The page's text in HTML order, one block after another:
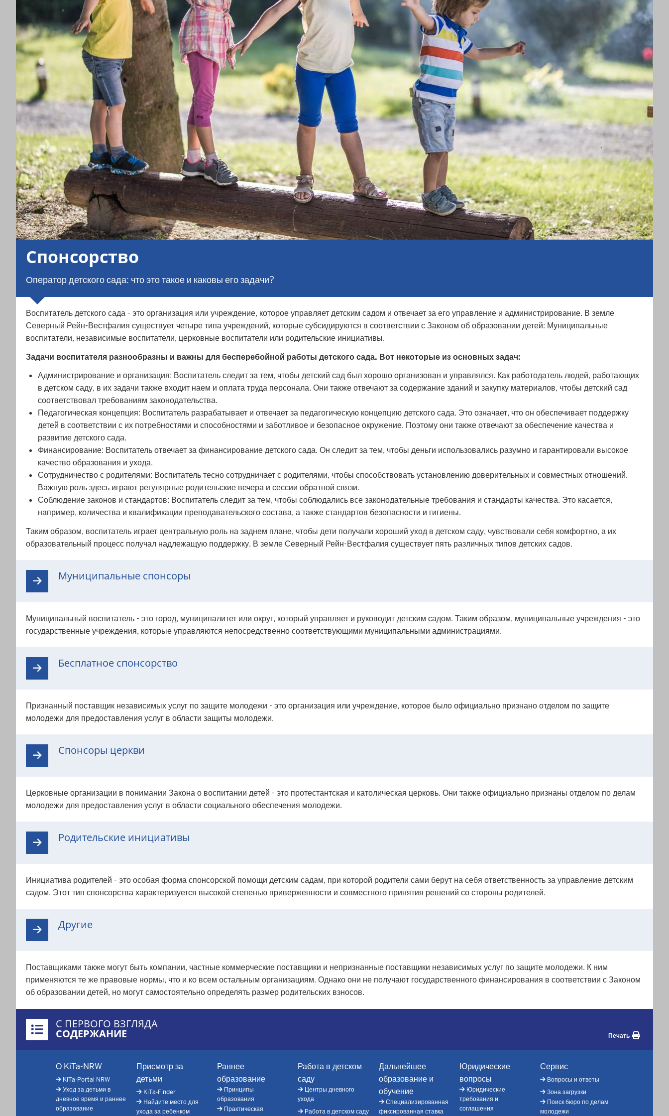
Спонсорство
Оператор детского сада: что это такое и каковы его задачи?
Воспитатель детского сада - это организация или учреждение, которое управляет детским садом и отвечает за его управление и администрирование. В земле
Северный Рейн-Вестфалия существует четыре типа учреждений, которые субсидируются в соответствии с Законом об образовании детей: Муниципальные
воспитатели, независимые воспитатели, церковные воспитатели или родительские инициативы.
Задачи воспитателя разнообразны и важны для бесперебойной работы детского сада. Вот некоторые из основных задач:
Администрирование и организация: Воспитатель следит за тем, чтобы детский сад был хорошо организован и управлялся. Как работодатель людей, работающих
в детском саду, в их задачи также входит наем и оплата труда персонала. Они также отвечают за содержание зданий и закупку материалов, чтобы детский сад
соответствовал требованиям законодательства.
Педагогическая концепция: Воспитатель разрабатывает и отвечает за педагогическую концепцию детского сада. Это означает, что он обеспечивает поддержку
детей в соответствии с их потребностями и способностями и заботливое и безопасное окружение. Поэтому они также отвечают за обеспечение качества и
развитие детского сада.
Финансирование: Воспитатель отвечает за финансирование детского сада. Он следит за тем, чтобы деньги использовались разумно и гарантировали высокое
качество образования и ухода.
Сотрудничество с родителями: Воспитатель тесно сотрудничает с родителями, чтобы способствовать установлению доверительных и совместных отношений.
Важную роль здесь играют регулярные родительские вечера и сессии обратной связи.
Соблюдение законов и стандартов: Воспитатель следит за тем, чтобы соблюдались все законодательные требования и стандарты качества. Это касается,
например, количества и квалификации преподавательского состава, а также стандартов безопасности и гигиены.
Таким образом, воспитатель играет центральную роль на заднем плане, чтобы дети получали хороший уход в детском саду, чувствовали себя комфортно, а их
образовательный процесс получал надлежащую поддержку. В земле Северный Рейн-Вестфалия существует пять различных типов детских садов.
Муниципальные спонсоры
Муниципальный воспитатель - это город, муниципалитет или округ, который управляет и руководит детским садом. Таким образом, муниципальные учреждения - это
государственные учреждения, которые управляются непосредственно соответствующими муниципальными администрациями.
Бесплатное спонсорство
Признанный поставщик независимых услуг по защите молодежи - это организация или учреждение, которое было официально признано отделом по защите
молодежи для предоставления услуг в области защиты молодежи.
Спонсоры церкви
Церковные организации в понимании Закона о воспитании детей - это протестантская и католическая церковь. Они также официально признаны отделом по делам
молодежи для предоставления услуг в области социального обеспечения молодежи.
Родительские инициативы
Инициатива родителей - это особая форма спонсорской помощи детским садам, при которой родители сами берут на себя ответственность за управление детским
садом. Этот тип спонсорства характеризуется высокой степенью приверженности и совместного принятия решений со стороны родителей.
Другие
Поставщиками также могут быть компании, частные коммерческие поставщики и непризнанные поставщики независимых услуг по защите молодежи. К ним
применяются те же правовые нормы, что и ко всем остальным организациям. Однако они не получают государственного финансирования в соответствии с Законом
об образовании детей, но могут самостоятельно определять размер родительских взносов.
Inhalte
С ПЕРВОГО ВЗГЛЯДА
СОДЕРЖАНИЕ Печать
О KiTa-NRW
KiTa-Portal NRW
Уход за детьми в
дневное время и раннее
образование
Присмотр за
детьми
KiTa-Finder
Найдите место для
ухода за ребенком
Раннее
образование
Принципы
образования
Практическая
Работа в детском
саду
Центры дневного
ухода
Работа в детском саду
Дальнейшее
образование и
обучение
Специализированная
фиксированная ставка
Юридические
вопросы
Юридические
требования и
соглашения
Сервис
Вопросы и ответы
Зона загрузки
Поиск бюро по делам
молодежи